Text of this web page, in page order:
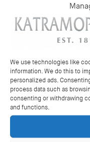
We use technologies like
information. We do this to
personalized ads.
process data such as
consenting or withdrawing
and functions.
Baguette diamond
Κατηγορίες: ΔΑΧΤΥΛΙΔΙΑ,